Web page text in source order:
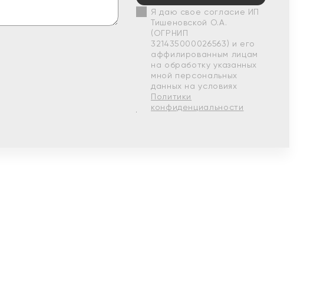
Я даю свое согласие ИП
Тишеновской О.А.
(ОГРНИП
321435000026563) и его
аффилированным лицам
на обработку указанных
мной персональных
данных на условиях
Политики
конфиденциальности